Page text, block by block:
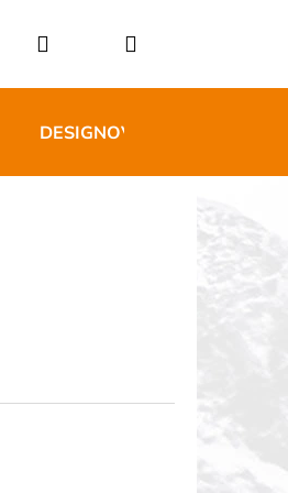
PřihlášeníNákupní
DESIGNOVÝ NÁBYTEK